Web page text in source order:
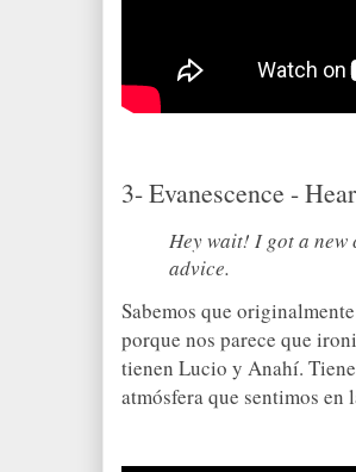
3- Evanescence -
Hey wait! I got a
advice.
Sabemos que
porque nos parece que
tienen Lucio y Anahí.
atmósfera que sentimos en